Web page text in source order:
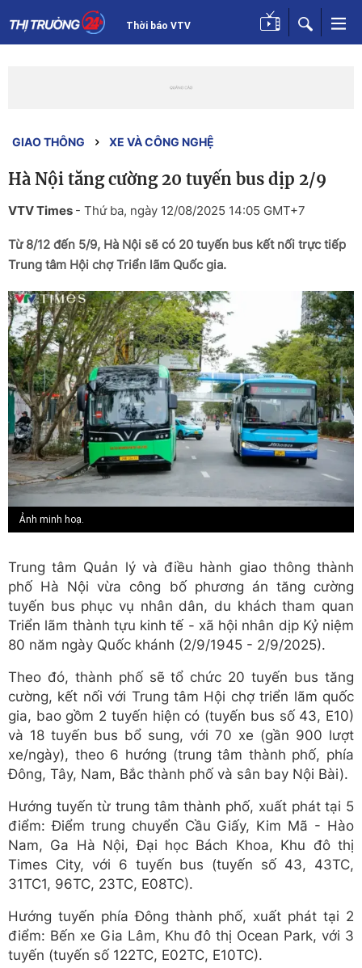
Thời báo VTV
GIAO THÔNG XE VÀ CÔNG NGHỆ
Hà Nội tăng cường 20 tuyến bus dịp 2/9
VTV Times - Thứ ba, ngày 12/08/2025 14:05 GMT+7
Từ 8/12 đến 5/9, Hà Nội sẽ có 20 tuyến bus kết nối trực tiếp
Trung tâm Hội chợ Triển lãm Quốc gia.
Ảnh minh hoạ.
Trung tâm Quản lý và điều hành giao thông thành
phố Hà Nội vừa công bố phương án tăng cường
tuyến bus phục vụ nhân dân, du khách tham quan
Triển lãm thành tựu kinh tế - xã hội nhân dịp Kỷ niệm
80 năm ngày Quốc khánh (2/9/1945 - 2/9/2025).
Theo đó, thành phố sẽ tổ chức 20 tuyến bus tăng
cường, kết nối với Trung tâm Hội chợ triển lãm quốc
gia, bao gồm 2 tuyến hiện có (tuyến bus số 43, E10)
và 18 tuyến bus bổ sung, với 70 xe (gần 900 lượt
xe/ngày), theo 6 hướng (trung tâm thành phố, phía
Đông, Tây, Nam, Bắc thành phố và sân bay Nội Bài).
Hướng tuyến từ trung tâm thành phố, xuất phát tại 5
điểm: Điểm trung chuyển Cầu Giấy, Kim Mã - Hào
Nam, Ga Hà Nội, Đại học Bách Khoa, Khu đô thị
Times City, với 6 tuyến bus (tuyến số 43, 43TC,
31TC1, 96TC, 23TC, E08TC).
Hướng tuyến phía Đông thành phố, xuất phát tại 2
điểm: Bến xe Gia Lâm, Khu đô thị Ocean Park, với 3
tuyến (tuyến số 122TC, E02TC, E10TC).